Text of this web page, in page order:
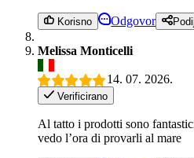
Korisno Odgovor
Melissa Monticelli
14. 07. 2026.
Verificirano
Al tatto i prodotti sono
vedo l’ora di provarli al mare